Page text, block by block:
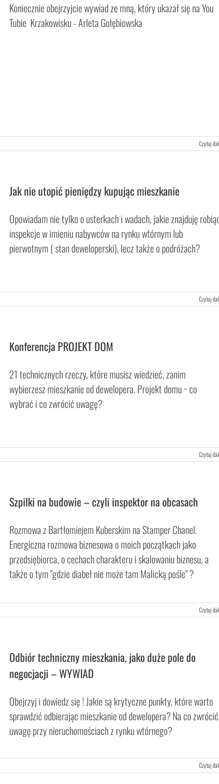
Koniecznie obejrzyjcie wywiad ze mną, który ukazał się na You
Tubie Krzakowisku - Arleta Gołębiowska
Czytaj
Jak nie utopić pieniędzy kupując mieszkanie
Opowiadam nie tylko o usterkach i wadach, jakie znajduję
inspekcje w imieniu nabywców na rynku wtórnym lub
pierwotnym ( stan deweloperski), lecz także o podróżach?
Czytaj
Konferencja PROJEKT DOM
21 technicznych rzeczy, które musisz wiedzieć, zanim
wybierzesz mieszkanie od dewelopera. Projekt domu − co
wybrać i co zwrócić uwagę?
Czytaj
Szpilki na budowie – czyli inspektor na obcasach
Rozmowa z Bartłomiejem Kuberskim na Stamper Chanel.
Energiczna rozmowa biznesowa o moich początkach jako
przedsiębiorca, o cechach charakteru i skalowaniu biznesu, a
także o tym "gdzie diabeł nie może tam Malicką pośle" ?
Czytaj
Odbiór techniczny mieszkania, jako duże pole do
negocjacji – WYWIAD
Obejrzyj i dowiedz się ! Jakie są krytyczne punkty, które warto
sprawdzić odbierając mieszkanie od dewelopera? Na co zwrócić
uwagę przy nieruchomościach z rynku wtórnego?
Czytaj